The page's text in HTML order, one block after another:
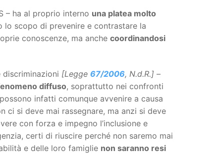
– ha al proprio interno una platea molto
lo scopo di prevenire e contrastare la
conoscenze, ma anche coordinandosi
[Legge 67/2006, N.d.R.] –
diffuso, soprattutto nei confronti
infatti comunque avvenire a causa
ci si deve mai rassegnare, ma anzi si deve
con forza e impegno l’inclusione e
certi di riuscire perché non saremo mai
e delle loro famiglie non saranno resi